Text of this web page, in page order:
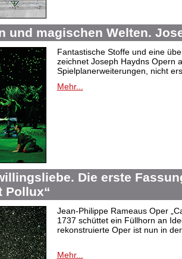
und magischen Welten.
Fantastische Stoffe und eine
zeichnet Joseph Haydns Opern
Spielplanerweiterungen, nicht
Mehr...
Die erste
Pollux“
Jean-Philippe Rameaus Oper
1737 schüttet ein Füllhorn an
rekonstruierte Oper ist nun in
Mehr...